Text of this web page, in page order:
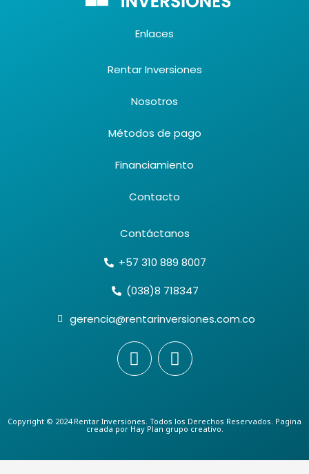
Enlaces
Rentar Inversiones
Nosotros
Métodos de pago
Financiamiento
Contacto
Contáctanos
+57 310 889 8007
(038)8 718347
gerencia@rentarinversiones.com.co
F
a
c
b
o
I
n
s
a
g
Copyright © 2024 Rentar Inversiones. Todos los Derechos Reservados. Pagina
creada por Hay Plan grupo creativo.